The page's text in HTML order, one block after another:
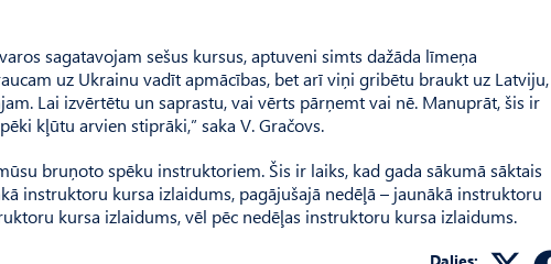
sagatavojam sešus kursus, aptuveni simts dažāda līmeņa
uz Ukrainu vadīt apmācības, bet arī viņi gribētu braukt uz Latviju,
Lai izvērtētu un saprastu, vai vērts pārņemt vai nē. Manuprāt, šis ir
kļūtu arvien stiprāki,” saka V. Gračovs.
bruņoto spēku instruktoriem. Šis ir laiks, kad gada sākumā sāktais
instruktoru kursa izlaidums, pagājušajā nedēļā – jaunākā instruktoru
kursa izlaidums, vēl pēc nedēļas instruktoru kursa izlaidums.
Dalies: